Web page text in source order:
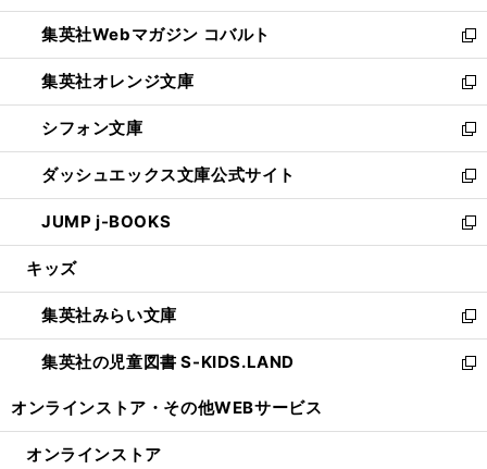
開
く
ウ
で
開
く
ン
ド
ウ
で
開
く
ウ
ィ
ン
ド
ウ
で
開
く
集英社Webマガジン コバルト
新
し
い
ウ
ィ
ン
ド
ウ
で
開
集英社オレンジ文庫
新
し
い
ウ
ィ
ン
ド
ウ
開
く
シフォン文庫
新
し
い
ウ
ィ
ン
ウ
で
開
く
ダッシュエックス文庫公式サイト
新
し
い
ウ
ン
ド
ウ
で
JUMP j-BOOKS
新
し
ウ
ィ
ン
ド
開
キッズ
集英社みらい文庫
新
し
い
ン
集英社の児童図書 S-KIDS.LAND
新
ウ
オンラインストア・ その他WEBサービス
オンラインストア